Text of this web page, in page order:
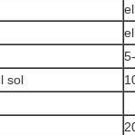
sol